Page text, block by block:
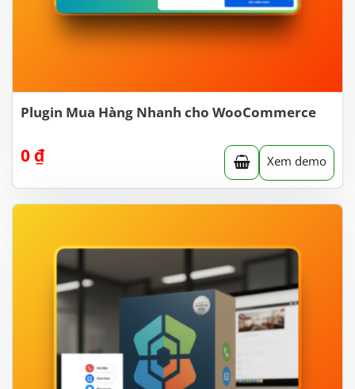
Plugin Mua Hàng Nhanh cho WooCommerce
0 ₫ Xem demo